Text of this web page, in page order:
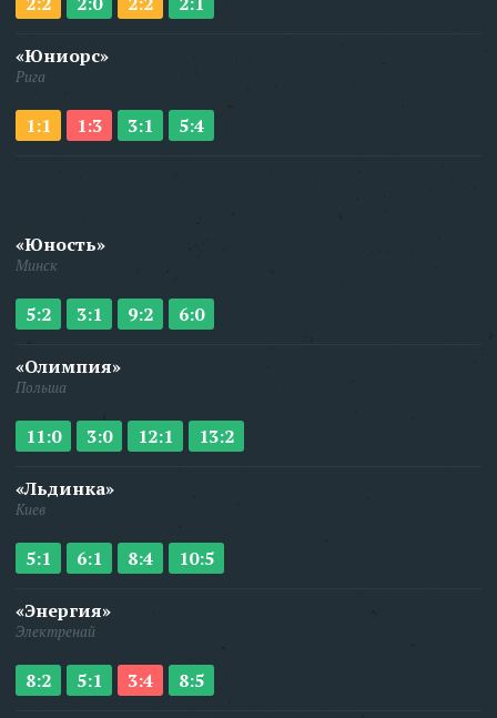
«Юниорс»
Рига
1:1 1:3 3:1 5:4
«Юность»
Минск
5:2 3:1 9:2 6:0
«Олимпия»
Польша
11:0 3:0 12:1 13:2
«Льдинка»
Киев
5:1 6:1 8:4 10:5
«Энергия»
Электренай
8:2 5:1 3:4 8:5